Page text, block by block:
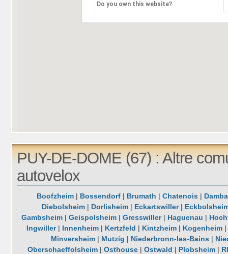
Do you own this website?
PUY-DE-DOME (67) : Altre
autovelox
Boofzheim| Bossendorf| Brumath | Chatenois |
Diebolsheim| Dorlisheim| Eckartswiller|
Gambsheim |Geispolsheim |Gresswiller| Haguenau |
Ingwiller| Innenheim| Kertzfeld | Kintzheim| Kogenheim|
Minversheim| Mutzig | Niederbronn-les-Bains |
Oberschaeffolsheim| Osthouse| Ostwald | Plobsheim|